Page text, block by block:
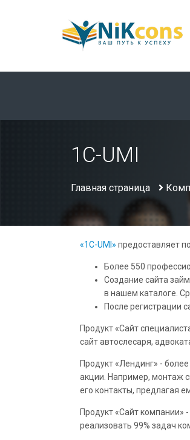
1C-UMI
Главная страница
«1С-UMI» предоставляет
Более 550
Создание сайта
в нашем каталоге.
После регистрации
Продукт «Сайт
сайт автослесаря,
Продукт «Лендинг» -
акции. Например, монтаж
его контакты, предлагая
Продукт «Сайт компании»
реализовать 99% задач